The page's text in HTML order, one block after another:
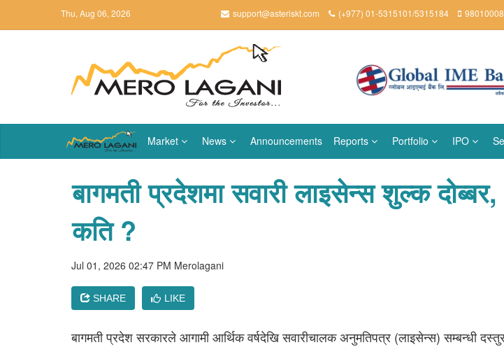
Thu, Aug 06, 2026 support@asteriskt.com (+977) 01-5315101/5315184
Market News Announcements Reports Portfolio IPO
बागमती प्रदेशमा सवारी लाइसेन्स शुल्क
कति ?
Jul 01, 2026 02:47 PM Merolagani
SHARE LIKE
बागमती प्रदेश सरकारले आगामी आर्थिक वर्षदेखि सवारीचालक अनुमतिपत्र (लाइसेन्स) सम्बन्धी